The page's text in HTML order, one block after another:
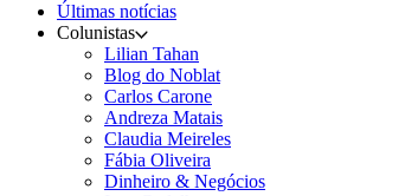
Últimas notícias
Colunistas
Lilian Tahan
Blog do Noblat
Carlos Carone
Andreza Matais
Claudia Meireles
Fábia Oliveira
Dinheiro & Negócios